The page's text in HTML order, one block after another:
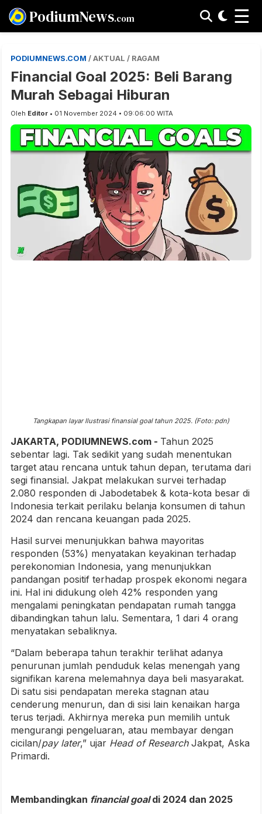
PodiumNews.com ☰
PODIUMNEWS.COM / AKTUAL / RAGAM
Financial Goal 2025: Beli Barang
Murah Sebagai Hiburan
Oleh Editor • 01 November 2024 • 09:06:00 WITA
Tangkapan layar Ilustrasi finansial goal tahun 2025. (Foto: pdn)
JAKARTA, PODIUMNEWS.com - Tahun 2025
sebentar lagi. Tak sedikit yang sudah menentukan
target atau rencana untuk tahun depan, terutama dari
segi finansial. Jakpat melakukan survei terhadap
2.080 responden di Jabodetabek & kota-kota besar di
Indonesia terkait perilaku belanja konsumen di tahun
2024 dan rencana keuangan pada 2025.
Hasil survei menunjukkan bahwa mayoritas
responden (53%) menyatakan keyakinan terhadap
perekonomian Indonesia, yang menunjukkan
pandangan positif terhadap prospek ekonomi negara
ini. Hal ini didukung oleh 42% responden yang
mengalami peningkatan pendapatan rumah tangga
dibandingkan tahun lalu. Sementara, 1 dari 4 orang
menyatakan sebaliknya.
“Dalam beberapa tahun terakhir terlihat adanya
penurunan jumlah penduduk kelas menengah yang
signifikan karena melemahnya daya beli masyarakat.
Di satu sisi pendapatan mereka stagnan atau
cenderung menurun, dan di sisi lain kenaikan harga
terus terjadi. Akhirnya mereka pun memilih untuk
mengurangi pengeluaran, atau membayar dengan
cicilan/pay later,” ujar Head of ResearchJakpat, Aska
Primardi.
Membandingkan financial goaldi 2024 dan 2025